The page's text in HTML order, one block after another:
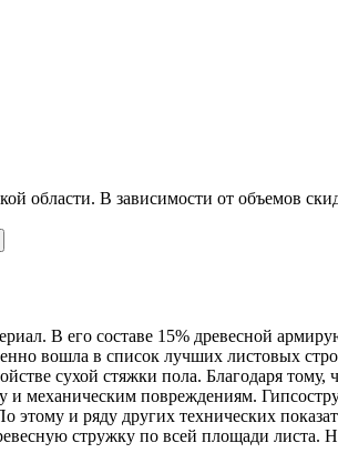
В зависимости от объемов
В его составе 15% древесной
вошла в список лучших листовых
сухой стяжки пола. Благодаря
и механическим повреждениям.
и ряду других технических
стружку по всей площади